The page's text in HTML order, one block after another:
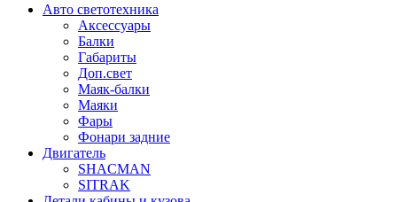
Авто светотехника
Аксессуары
Балки
Габариты
Доп.свет
Маяк-балки
Маяки
Фары
Фонари задние
Двигатель
SHACMAN
SITRAK